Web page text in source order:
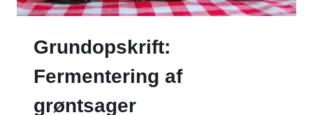
Grundopskrift:
Fermentering af
grøntsager